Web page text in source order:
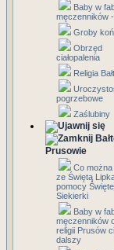
Baby w
męczenników
Groby
Obrzęd
ciałopalenia
Religia
pogrzebowe
Zaślubiny
Prusowie
Co
ze Świętą
pomocy
Siekierki
Baby w
męczenników
religii Prusów
dalszy